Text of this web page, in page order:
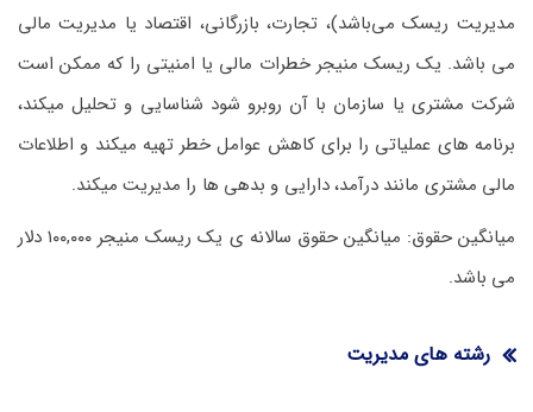
مدیریت ریسک می‌باشد)، تجارت، بازرگانی، اقتصاد یا مدیریت مالی
می باشد. یک ریسک منیجر خطرات مالی یا امنیتی را که ممکن است
شرکت مشتری یا سازمان با آن روبرو شود شناسایی و تحلیل میکند،
برنامه های عملیاتی را برای کاهش عوامل خطر تهیه میکند و اطلاعات
مالی مشتری مانند درآمد، دارایی و بدهی ها را مدیریت میکند.
میانگین حقوق: میانگین حقوق سالانه ی یک ریسک منیجر ۱۰۰,۰۰۰ دلار
می باشد.
رشته های مدیریت